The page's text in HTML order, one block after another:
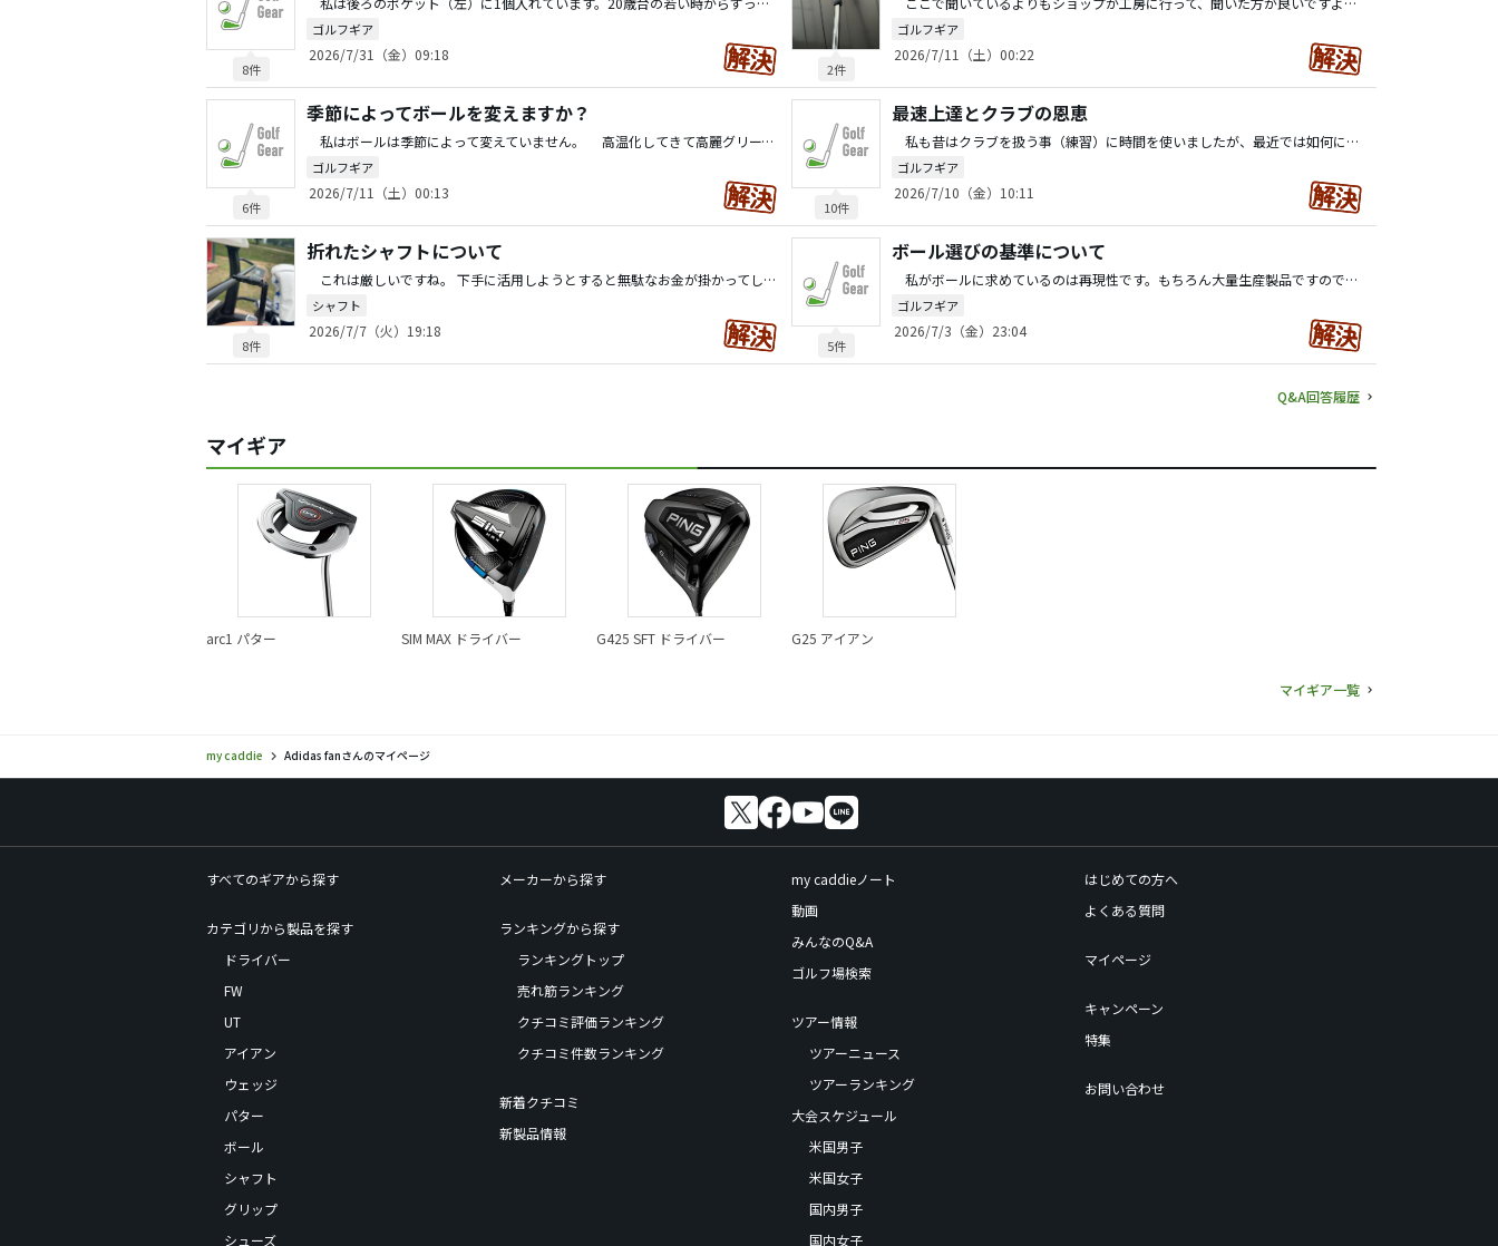
8件
ゴルフギア
2026/7/31（金）09:18
2件
ゴルフギア
2026/7/11（土）00:22
6件
季節によってボールを変えますか？
私はボールは季節によって変えていません。 高温化してきて高麗グリーンが増え、芝の影響を受け易いグリーンが増えてきました。私の場合グリーンが重い時は、順回転で距離合わせするのと併せていつもより重いヘッドのパターを使います。硬めのボールを使うと弾き感が強く感じられて私個人としては距離合わせが難しく感じてしまいます。
ゴルフギア
2026/7/11（土）00:13
10件
最速上達とクラブの恩恵
私も昔はクラブを扱う事（練習）に時間を使いましたが、最近では如何に易しいクラブを見付けるかに時間を使っています。 現在でも試打会があれば行ける範囲でその多くに参加しますし、週末の練習ラウンドでもご一緒している知人達とクラブやボールを交換使用したり、行きつけのショップや工房にも声をかけて情報交換をして、常にアップデートしています。 お薦めされたクラブを試すと、少しでも進化を感じられ、利点を活用出来るようになると、想像以上にゴルフが楽になったりも（そうでない場合も）します。私自身は易しいクラブを使用して、マネージメントに時間を使うべきと考えているので、72smileさんに賛成です。
ゴルフギア
2026/7/10（金）10:11
8件
折れたシャフトについて
これは厳しいですね。 下手に活用しようとすると無駄なお金が掛かってしまうのではないでしょうか。諦めて、お得な同一シャフトをオークションで探すのが、結局リーズナブルだったりすると思います。
シャフト
2026/7/7（火）19:18
5件
ボール選びの基準について
私がボールに求めているのは再現性です。もちろん大量生産製品ですので歩どまりもありますし、価格とのバランスも考慮してながら、高い確率で毎回同じイメージで飛んでくれるボールが私にとってのベストボールです。 パターの球離れもそうですが、グリーン周りのアプローチでも同じようにフェースから離れて思ったような軌道で距離を作れるボールが現在の求めているボールです。パターもアプローチも同じリズムで振る事を強く意識してから目標方向へのイメージを再現できる（私のクラブやスィングとの相性もあると思います）ボールを選んで使用しています。 最近知人に頂いたD社のXボールがイメージに近くて小踊りしそうでした。高価だったので取り敢えず１スリーブだけ購入しました。
ゴルフギア
2026/7/3（金）23:04
Q&A回答履歴
マイギア
arc1 パター SIM MAX ドライバー G425 SFT ドライバー G25 アイアン
マイギア一覧
my caddie Adidas fanさんのマイページ
すべてのギアから探す
カテゴリから製品を探す
ドライバー
FW
UT
アイアン
ウェッジ
パター
ボール
シャフト
グリップ
シューズ
メーカーから探す
ランキングから探す
ランキングトップ
売れ筋ランキング
クチコミ評価ランキング
クチコミ件数ランキング
新着クチコミ
新製品情報
my caddieノート
動画
みんなのQ&A
ゴルフ場検索
ツアー情報
ツアーニュース
ツアーランキング
大会スケジュール
米国男子
米国女子
国内男子
国内女子
はじめての方へ
よくある質問
マイページ
キャンペーン
特集
お問い合わせ